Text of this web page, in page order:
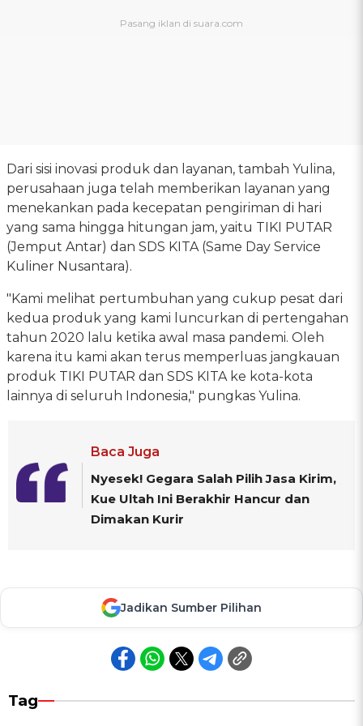
Dari sisi inovasi produk dan layanan, tambah Yulina,
perusahaan juga telah memberikan layanan yang
menekankan pada kecepatan pengiriman di hari
yang sama hingga hitungan jam, yaitu TIKI PUTAR
(Jemput Antar) dan SDS KITA (Same Day Service
Kuliner Nusantara).
"Kami melihat pertumbuhan yang cukup pesat dari
kedua produk yang kami luncurkan di pertengahan
tahun 2020 lalu ketika awal masa pandemi. Oleh
karena itu kami akan terus memperluas jangkauan
produk TIKI PUTAR dan SDS KITA ke kota-kota
lainnya di seluruh Indonesia," pungkas Yulina.
Baca Juga
Nyesek! Gegara Salah Pilih Jasa Kirim,
Kue Ultah Ini Berakhir Hancur dan
Dimakan Kurir
Jadikan Sumber Pilihan
Tag